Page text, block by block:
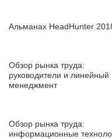
Альманах HeadHunter
Обзор рынка труда:
руководители и линейный
менеджмент
Обзор рынка труда:
информационные